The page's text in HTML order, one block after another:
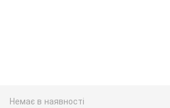
Немає в наявності